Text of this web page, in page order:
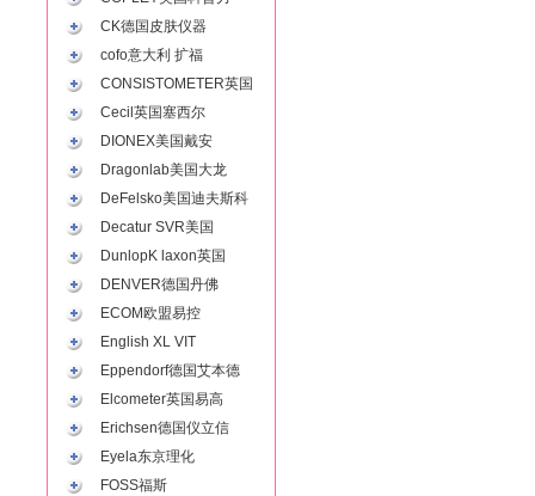
CK德国皮肤仪器
cofo意大利 扩福
CONSISTOMETER英国
Cecil英国塞西尔
DIONEX美国戴安
Dragonlab美国大龙
DeFelsko美国迪夫斯科
Decatur SVR美国
DunlopK laxon英国
DENVER德国丹佛
ECOM欧盟易控
English XL VIT
Eppendorf德国艾本德
Elcometer英国易高
Erichsen德国仪立信
Eyela东京理化
FOSS福斯